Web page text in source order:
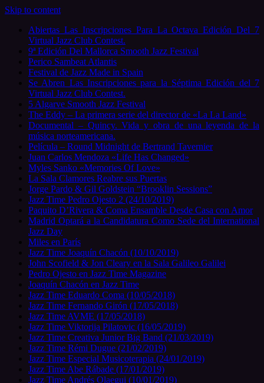
Skip to content
Abiertas Las Inscripciones Para La Octava Edición Del 7
Virtual Jazz Club Contest.
9ª Edición Del Mallorca Smooth Jazz Festival
Perico Sambeat Atlantis
Festival de Jazz Made in Spain
Se Abren Las Inscripciones para la Séptima Edición del 7
Virtual Jazz Club Contest.
5 Algarve Smooth Jazz Festival
The Eddy – La primera serie del director de «La La Land»
Documental – Quincy. Vida y obra de una leyenda de la
música norteamericana.
Película – Round Midnight de Bertrand Tavernier
Juan Carlos Mendoza «Life Has Changed»
Myles Sanko «Memories Of Love»
La Sala Clamores Reabre sus Puertas
Jorge Pardo & Gil Goldstein “Brooklin Sessions”
Jazz Time Pedro Ojesto 2 (24/10/2019)
Paquito D’Rivera & Coma Ensamble Desde Casa con Amor
Madrid Optará a la Candidatura Como Sede del International
Jazz Day
Miles en París
Jazz Time Joaquín Chacón (10/10/2019)
John Scofield & Jon Cleary en la Sala Galileo Galilei
Pedro Ojesto en Jazz Time Magazine
Joaquín Chacón en Jazz Time
Jazz Time Eduardo Coma (10/05/2018)
Jazz Time Fernando Girón (17/05/2018)
Jazz Time AVME (17/05/2018)
Jazz Time Viktorija Pilatovic (16/05/2019)
Jazz Time Creativa Junior Big Band (21/03/2019)
Jazz Time Rémi Dugue (21/02/2019)
Jazz Time Especial Musicoterapia (24/01/2019)
Jazz Time Abe Rábade (17/01/2019)
Jazz Time Andrés Olaegui (10/01/2019)